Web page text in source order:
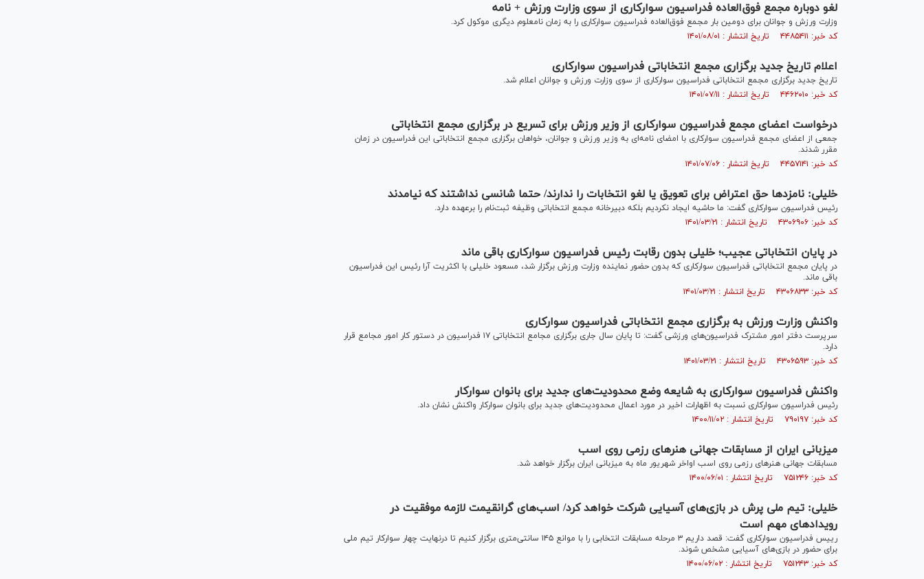
لغو دوباره مجمع فوق‌العاده فدراسیون سوارکاری از سوی وزارت ورزش + نامه
وزارت ورزش و جوانان برای دومین بار مجمع فوق‌العاده فدراسیون سوارکاری را به زمان نامعلوم دیگری موکول کرد.
کد خبر: ۴۴۸۵۴۱۱ تاریخ انتشار : ۱۴۰۱/۰۸/۰۱
اعلام تاریخ جدید برگزاری مجمع انتخاباتی فدراسیون سوارکاری
تاریخ جدید برگزاری مجمع انتخاباتی فدراسیون سوارکاری از سوی وزارت ورزش و جوانان اعلام شد.
کد خبر: ۴۴۶۲۰۱۰ تاریخ انتشار : ۱۴۰۱/۰۷/۱۱
درخواست اعضای مجمع فدراسيون سواركاری از وزير ورزش برای تسریع در برگزاری مجمع انتخاباتی
جمعی از اعضای مجمع فدراسيون سواركاری با امضای نامه‌ای به وزير ورزش و جوانان، خواهان برگزاری مجمع انتخاباتی اين فدراسيون در زمان
مقرر شدند.
کد خبر: ۴۴۵۷۱۴۱ تاریخ انتشار : ۱۴۰۱/۰۷/۰۶
خلیلی: نامزدها حق اعتراض برای تعویق یا لغو انتخابات را ندارند/ حتما شانسی نداشتند که نیامدند
رئیس فدراسیون سوارکاری گفت: ما حاشیه ایجاد نکردیم بلکه دبیرخانه مجمع انتخاباتی وظیفه ثبت‌نام را برعهده دارد.
کد خبر: ۴۳۰۶۹۰۶ تاریخ انتشار : ۱۴۰۱/۰۳/۲۱
در پایان انتخاباتی عجیب؛ خلیلی بدون رقابت رئیس فدراسیون سوارکاری باقی ماند
در پایان مجمع انتخاباتی فدراسیون سوارکاری که بدون حضور نماینده وزارت ورزش برگزار شد، مسعود خلیلی با اکثریت آرا رئیس این فدراسیون
باقی ماند.
کد خبر: ۴۳۰۶۸۳۳ تاریخ انتشار : ۱۴۰۱/۰۳/۲۱
واکنش وزارت ورزش به برگزاری مجمع انتخاباتی فدراسیون سوارکاری
سرپرست دفتر امور مشترک فدراسیون‌های ورزشی گفت: تا پایان سال جاری برگزاری مجامع انتخاباتی ۱۷ فدراسیون در دستور کار امور مجامع قرار
دارد.
کد خبر: ۴۳۰۶۵۹۳ تاریخ انتشار : ۱۴۰۱/۰۳/۲۱
واکنش فدراسیون سوارکاری به شایعه وضع محدودیت‌های جدید برای بانوان سوارکار
رئیس فدراسیون سوارکاری نسبت به اظهارات اخیر در مورد اعمال محدودیت‌های جدید برای بانوان سوارکار واکنش نشان داد.
کد خبر: ۷۹۰۱۹۷ تاریخ انتشار : ۱۴۰۰/۱۱/۰۲
میزبانی ایران از مسابقات جهانی هنرهای رزمی روی اسب
مسابقات جهانی هنرهای رزمی روی اسب اواخر شهریور ماه به میزبانی ایران برگزار خواهد شد.
کد خبر: ۷۵۱۲۴۶ تاریخ انتشار : ۱۴۰۰/۰۶/۰۱
خلیلی: تیم ملی پرش در بازی‌های آسیایی شرکت خواهد کرد/ اسب‌های گرانقیمت لازمه موفقیت در
رویدادهای مهم است
رییس فدراسیون سوارکاری گفت: قصد داریم ۳ مرحله مسابقات انتخابی را با موانع ۱۴۵ سانتی‌متری برگزار کنیم تا درنهایت چهار سوارکار تیم ملی
برای حضور در بازی‌های آسیایی مشخص شوند.
کد خبر: ۷۵۱۲۴۳ تاریخ انتشار : ۱۴۰۰/۰۶/۰۲